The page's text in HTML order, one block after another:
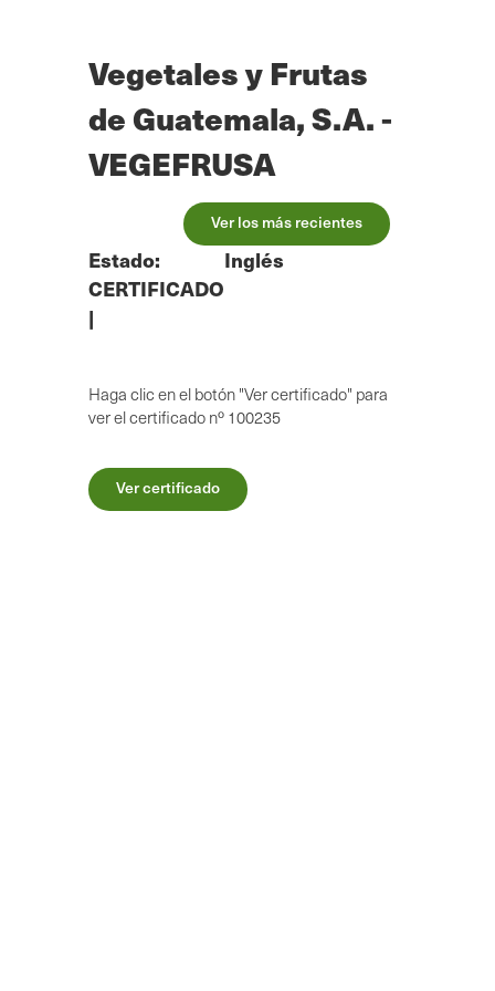
Vegetales y Frutas
de Guatemala, S.A. -
VEGEFRUSA
Ver los más recientes
Estado:
CERTIFICADO
|
Inglés
Haga clic en el botón "Ver certificado" para
ver el certificado nº 100235
Ver certificado